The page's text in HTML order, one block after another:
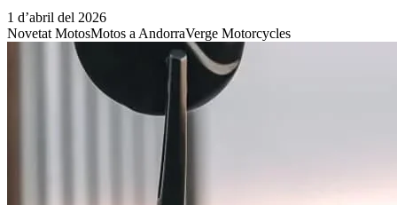
1 d’abril del 2026
Novetat MotosMotos a AndorraVerge Motorcycles